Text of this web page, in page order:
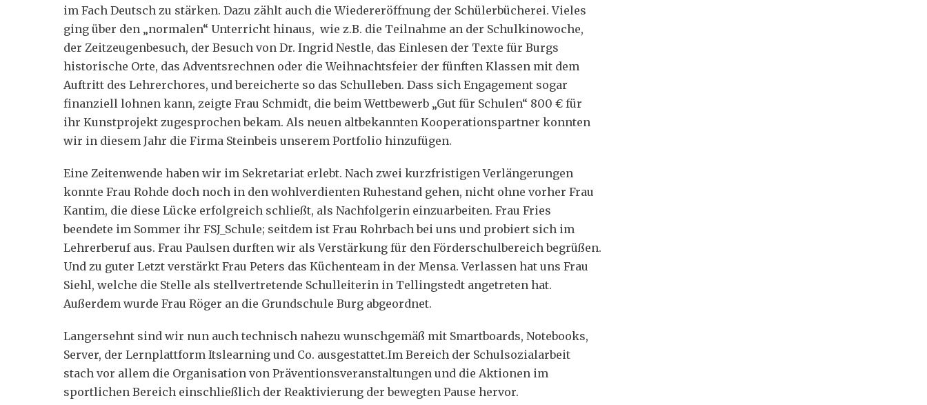
im Fach Deutsch zu stärken. Dazu zählt auch die Wiedereröffnung der Schülerbücherei. Vieles
ging über den „normalen“ Unterricht hinaus, wie z.B. die Teilnahme an der Schulkinowoche,
der Zeitzeugenbesuch, der Besuch von Dr. Ingrid Nestle, das Einlesen der Texte für Burgs
historische Orte, das Adventsrechnen oder die Weihnachtsfeier der fünften Klassen mit dem
Auftritt des Lehrerchores, und bereicherte so das Schulleben. Dass sich Engagement sogar
finanziell lohnen kann, zeigte Frau Schmidt, die beim Wettbewerb „Gut für Schulen“ 800 € für
ihr Kunstprojekt zugesprochen bekam. Als neuen altbekannten Kooperationspartner konnten
wir in diesem Jahr die Firma Steinbeis unserem Portfolio hinzufügen.
Eine Zeitenwende haben wir im Sekretariat erlebt. Nach zwei kurzfristigen Verlängerungen
konnte Frau Rohde doch noch in den wohlverdienten Ruhestand gehen, nicht ohne vorher Frau
Kantim, die diese Lücke erfolgreich schließt, als Nachfolgerin einzuarbeiten. Frau Fries
beendete im Sommer ihr FSJ_Schule; seitdem ist Frau Rohrbach bei uns und probiert sich im
Lehrerberuf aus. Frau Paulsen durften wir als Verstärkung für den Förderschulbereich begrüßen.
Und zu guter Letzt verstärkt Frau Peters das Küchenteam in der Mensa. Verlassen hat uns Frau
Siehl, welche die Stelle als stellvertretende Schulleiterin in Tellingstedt angetreten hat.
Außerdem wurde Frau Röger an die Grundschule Burg abgeordnet.
Langersehnt sind wir nun auch technisch nahezu wunschgemäß mit Smartboards, Notebooks,
Server, der Lernplattform Itslearning und Co. ausgestattet.Im Bereich der Schulsozialarbeit
stach vor allem die Organisation von Präventionsveranstaltungen und die Aktionen im
sportlichen Bereich einschließlich der Reaktivierung der bewegten Pause hervor.